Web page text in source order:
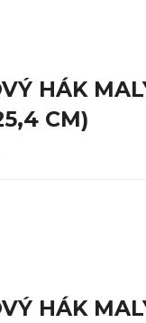
HÁK
CM)
HÁK